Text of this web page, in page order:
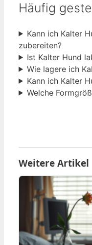
Häufig
Kann ich Kalter
zubereiten?
Ist Kalter Hund
Wie lagere ich
Kann ich Kalter
Welche
Weitere Artikel